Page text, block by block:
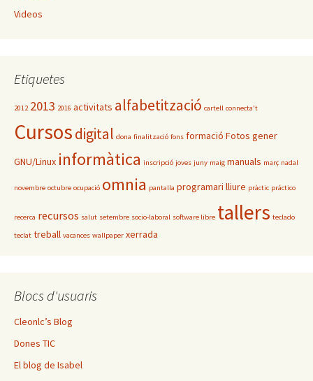
Videos
Etiquetes
2012 2013 2016 activitats alfabetització cartell connecta't
Cursosdigital dona finalització fons formació Fotos gener
GNU/Linux informàtica inscripció joves juny maig manuals març nadal
novembre octubre ocupació omnia pantalla programari lliure pràctic práctico
recerca recursos salut setembre socio-laboral software libre tallers teclado
teclat treball vacances wallpaper xerrada
Blocs d'usuaris
Cleonlc’s Blog
Dones TIC
El blog de Isabel